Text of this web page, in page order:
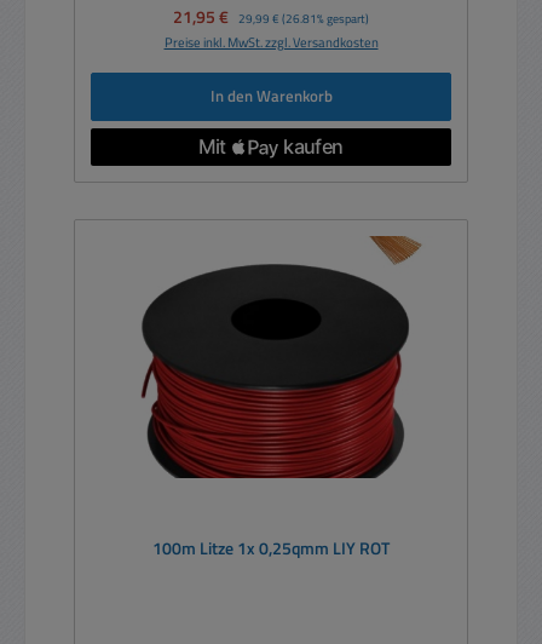
Verkaufspreis:
21,95 € Regulärer Preis:
29,99 € (26.81% gespart)
Preise inkl. MwSt. zzgl. Versandkosten
In den Warenkorb
100m Litze 1x 0,25qmm LIY ROT